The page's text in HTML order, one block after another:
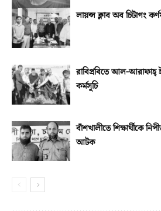
লায়ন্স ক্লাব অব চিটাগং
রাবিপ্রবিতে আল-আরাফাহ্‌
কর্মসূচি
বাঁশখালীতে শিক্ষার্থীকে
আটক